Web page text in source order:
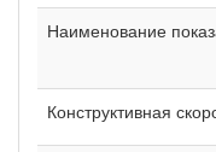
Наименование
Конструктивная